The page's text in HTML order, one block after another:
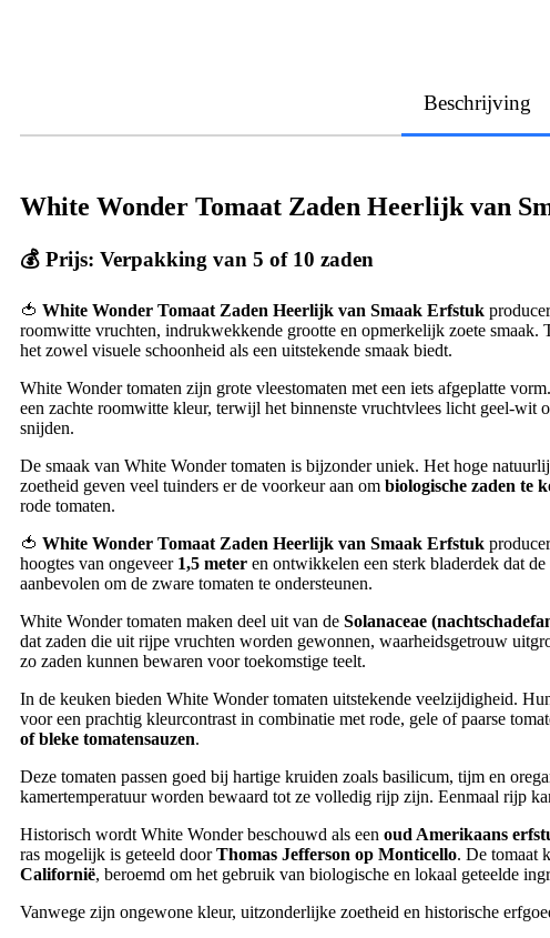
Beschrijving
White Wonder Tomaat Zaden Heerlijk van
💰 Prijs: Verpakking van 5 of 10 zaden
🍅 White Wonder Tomaat Zaden Heerlijk van Smaak Erfstuk
roomwitte vruchten, indrukwekkende grootte en opmerkelijk zoete smaak.
het zowel visuele schoonheid als een uitstekende smaak biedt.
White Wonder tomaten zijn grote vleestomaten met een iets afgeplatte
een zachte roomwitte kleur, terwijl het binnenste vruchtvlees licht geel-
snijden.
De smaak van White Wonder tomaten is bijzonder uniek. Het hoge
zoetheid geven veel tuinders er de voorkeur aan om biologische zaden te
rode tomaten.
🍅 White Wonder Tomaat Zaden Heerlijk van Smaak Erfstuk
hoogtes van ongeveer 1,5 meter en ontwikkelen een sterk bladerdek dat
aanbevolen om de zware tomaten te ondersteunen.
White Wonder tomaten maken deel uit van de Solanaceae
dat zaden die uit rijpe vruchten worden gewonnen, waarheidsgetrouw
zo zaden kunnen bewaren voor toekomstige teelt.
In de keuken bieden White Wonder tomaten uitstekende veelzijdigheid.
voor een prachtig kleurcontrast in combinatie met rode, gele of paarse
of bleke tomatensauzen.
Deze tomaten passen goed bij hartige kruiden zoals basilicum, tijm en
kamertemperatuur worden bewaard tot ze volledig rijp zijn. Eenmaal rijp
Historisch wordt White Wonder beschouwd als een oud Amerikaans
ras mogelijk is geteeld doorThomas Jefferson op Monticello. De tomaat
Californië, beroemd om het gebruik van biologische en lokaal geteelde
Vanwege zijn ongewone kleur, uitzonderlijke zoetheid en historische